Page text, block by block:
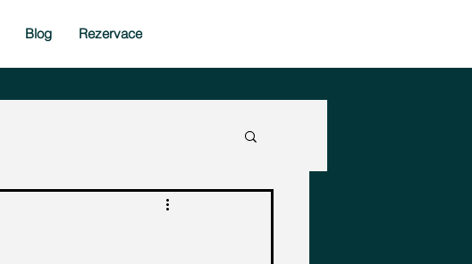
Blog Rezervace